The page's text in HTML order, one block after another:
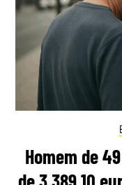
Homem de